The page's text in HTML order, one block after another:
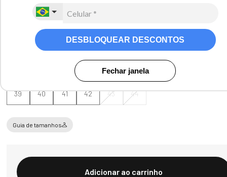
DESBLOQUEAR DESCONTOS
Fechar janela
39 40 41 42 43 44
Guia de tamanhos
Adicionar ao carrinho